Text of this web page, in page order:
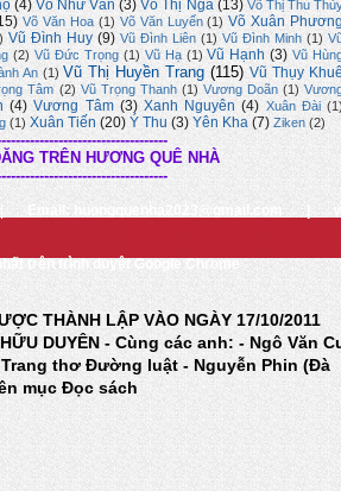
(4) Võ Như Văn (3) Võ Thị Nga (13) Võ Thị Thu
Võ Văn Hoa (1) Võ Văn Luyến (1) Võ Xuân
Vũ Đình Huy (9) Vũ Đình Liên (1) Vũ Đình Minh (1)
(2) Vũ Đức Trọng (1) Vũ Hạ (1) Vũ Hạnh (3) Vũ
An (1) Vũ Thị Huyền Trang (115) Vũ Thụy
Tâm (2) Vũ Trọng Thanh (1) Vương Doãn (1)
(4) Vương Tâm (3) Xanh Nguyên (4) Xuân Đài
(1) Xuân Tiến (20) Ý Thu (3) Yên Kha (7) Ziken (2)
TRÊN HƯƠNG QUÊ NHÀ
Email: huongquenha2023@gmail.com
trên trình duyệt Google Chrome
THÀNH LẬP VÀO NGÀY 17/10/2011
DUYÊN - Cùng các anh: - Ngô Văn
thơ Đường luật - Nguyễn Phin (Đà
mục Đọc sách